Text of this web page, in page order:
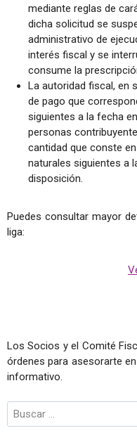
mediante reglas de
dicha solicitud se
administrativo de
interés fiscal y se
consume la
La autoridad fiscal, en
de pago que
siguientes a la fecha
personas
cantidad que conste
naturales siguientes a
disposición.
Puedes consultar mayor
liga:
Los Socios y el Comité
órdenes para asesorarte
informativo.